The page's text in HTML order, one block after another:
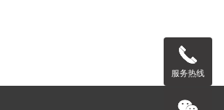
服务热线